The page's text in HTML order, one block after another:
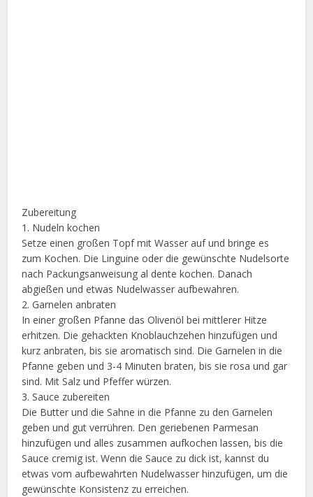
Zubereitung
1. Nudeln kochen
Setze einen großen Topf mit Wasser auf und bringe es
zum Kochen. Die Linguine oder die gewünschte Nudelsorte
nach Packungsanweisung al dente kochen. Danach
abgießen und etwas Nudelwasser aufbewahren.
2. Garnelen anbraten
In einer großen Pfanne das Olivenöl bei mittlerer Hitze
erhitzen. Die gehackten Knoblauchzehen hinzufügen und
kurz anbraten, bis sie aromatisch sind. Die Garnelen in die
Pfanne geben und 3-4 Minuten braten, bis sie rosa und gar
sind. Mit Salz und Pfeffer würzen.
3. Sauce zubereiten
Die Butter und die Sahne in die Pfanne zu den Garnelen
geben und gut verrühren. Den geriebenen Parmesan
hinzufügen und alles zusammen aufkochen lassen, bis die
Sauce cremig ist. Wenn die Sauce zu dick ist, kannst du
etwas vom aufbewahrten Nudelwasser hinzufügen, um die
gewünschte Konsistenz zu erreichen.